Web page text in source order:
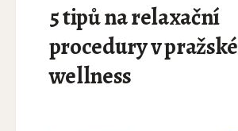
5 tipů na relaxační
procedury v
wellness